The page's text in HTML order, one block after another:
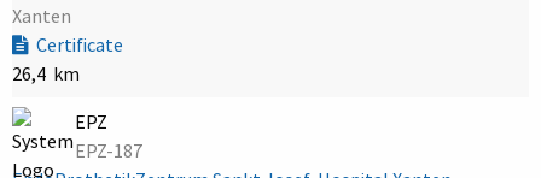
Xanten
Certificate
26,4 km
EPZ
EPZ-187